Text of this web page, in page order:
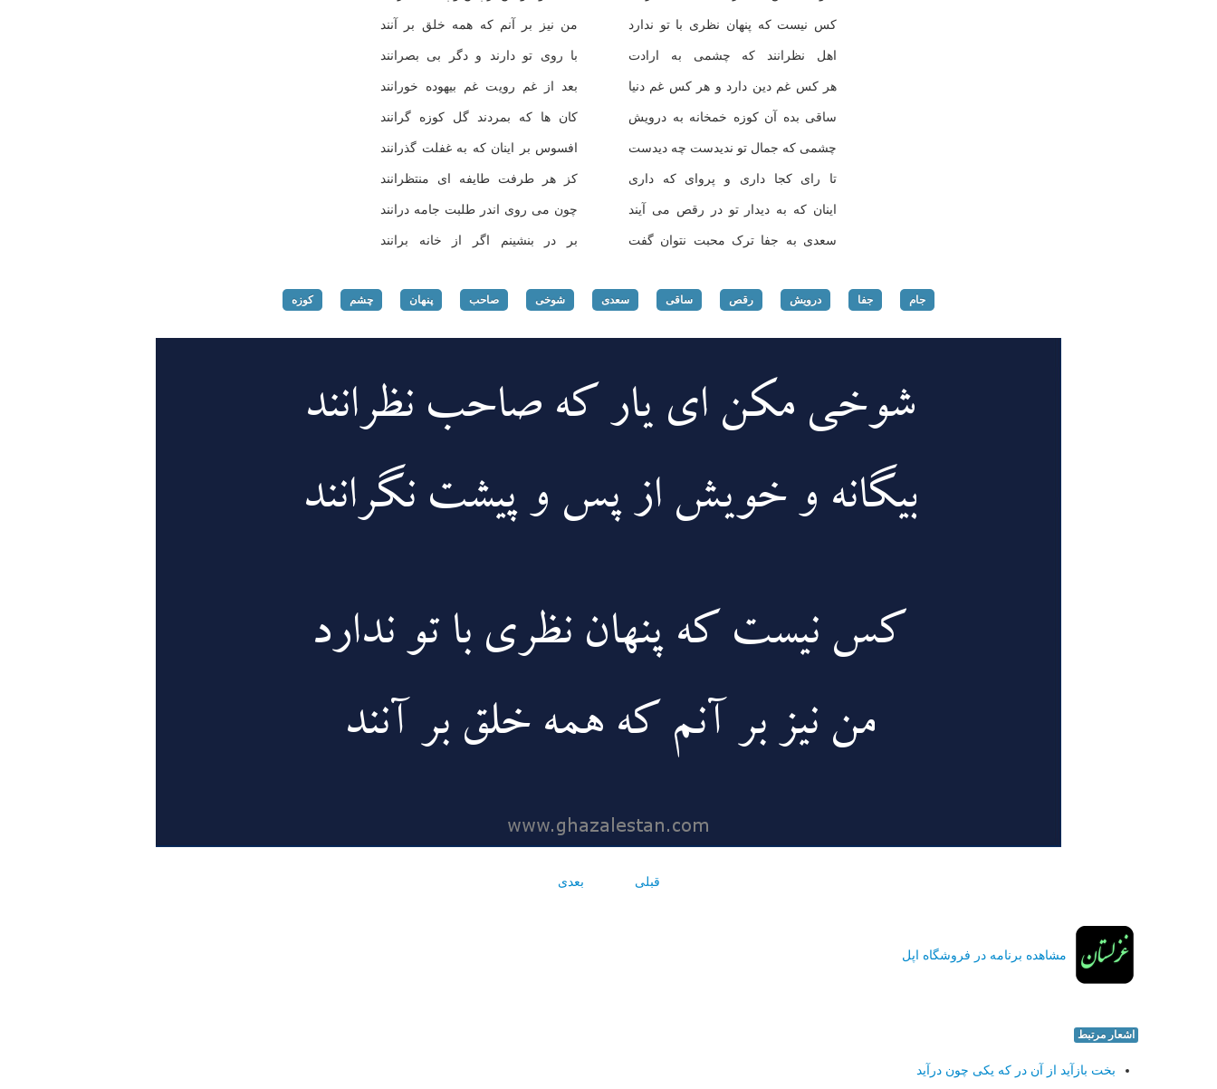
کس نیست که پنهان نظری با تو ندارد من نیز بر آنم که همه خلق بر آنند
اهل نظرانند که چشمی به ارادت با روی تو دارند و دگر بی بصرانند
هر کس غم دین دارد و هر کس غم دنیا بعد از غم رویت غم بیهوده خورانند
ساقی بده آن کوزه خمخانه به درویش کان ها که بمردند گل کوزه گرانند
چشمی که جمال تو ندیدست چه دیدست افسوس بر اینان که به غفلت گذرانند
تا رای کجا داری و پروای که داری کز هر طرفت طایفه ای منتظرانند
اینان که به دیدار تو در رقص می آیند چون می روی اندر طلبت جامه درانند
سعدی به جفا ترک محبت نتوان گفت بر در بنشینم اگر از خانه برانند
جام جفا درویش رقص ساقی سعدی شوخی صاحب پنهان چشم کوزه
قبلی بعدی
مشاهده برنامه در فروشگاه اپل
اشعار مرتبط
بخت بازآید از آن در که یکی چون درآید